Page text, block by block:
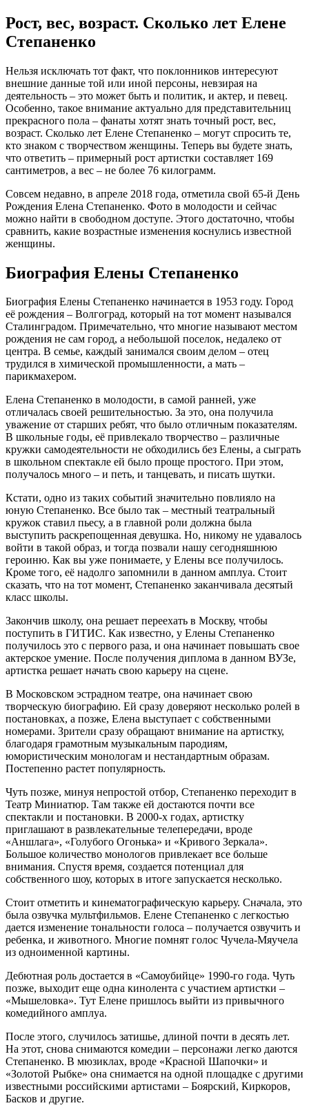
Рост, вес, возраст. Сколько лет Елене
Степаненко
Нельзя исключать тот факт, что поклонников интересуют
внешние данные той или иной персоны, невзирая на
деятельность – это может быть и политик, и актер, и певец.
Особенно, такое внимание актуально для представительниц
прекрасного пола – фанаты хотят знать точный рост, вес,
возраст. Сколько лет Елене Степаненко – могут спросить те,
кто знаком с творчеством женщины. Теперь вы будете знать,
что ответить – примерный рост артистки составляет 169
сантиметров, а вес – не более 76 килограмм.
Совсем недавно, в апреле 2018 года, отметила свой 65-й День
Рождения Елена Степаненко. Фото в молодости и сейчас
можно найти в свободном доступе. Этого достаточно, чтобы
сравнить, какие возрастные изменения коснулись известной
женщины.
Биография Елены Степаненко
Биография Елены Степаненко начинается в 1953 году. Город
её рождения – Волгоград, который на тот момент назывался
Сталинградом. Примечательно, что многие называют местом
рождения не сам город, а небольшой поселок, недалеко от
центра. В семье, каждый занимался своим делом – отец
трудился в химической промышленности, а мать –
парикмахером.
Елена Степаненко в молодости, в самой ранней, уже
отличалась своей решительностью. За это, она получила
уважение от старших ребят, что было отличным показателям.
В школьные годы, её привлекало творчество – различные
кружки самодеятельности не обходились без Елены, а сыграть
в школьном спектакле ей было проще простого. При этом,
получалось много – и петь, и танцевать, и писать шутки.
Кстати, одно из таких событий значительно повлияло на
юную Степаненко. Все было так – местный театральный
кружок ставил пьесу, а в главной роли должна была
выступить раскрепощенная девушка. Но, никому не удавалось
войти в такой образ, и тогда позвали нашу сегодняшнюю
героиню. Как вы уже понимаете, у Елены все получилось.
Кроме того, её надолго запомнили в данном амплуа. Стоит
сказать, что на тот момент, Степаненко заканчивала десятый
класс школы.
Закончив школу, она решает переехать в Москву, чтобы
поступить в ГИТИС. Как известно, у Елены Степаненко
получилось это с первого раза, и она начинает повышать свое
актерское умение. После получения диплома в данном ВУЗе,
артистка решает начать свою карьеру на сцене.
В Московском эстрадном театре, она начинает свою
творческую биографию. Ей сразу доверяют несколько ролей в
постановках, а позже, Елена выступает с собственными
номерами. Зрители сразу обращают внимание на артистку,
благодаря грамотным музыкальным пародиям,
юмористическим монологам и нестандартным образам.
Постепенно растет популярность.
Чуть позже, минуя непростой отбор, Степаненко переходит в
Театр Миниатюр. Там также ей достаются почти все
спектакли и постановки. В 2000-х годах, артистку
приглашают в развлекательные телепередачи, вроде
«Аншлага», «Голубого Огонька» и «Кривого Зеркала».
Большое количество монологов привлекает все больше
внимания. Спустя время, создается потенциал для
собственного шоу, которых в итоге запускается несколько.
Стоит отметить и кинематографическую карьеру. Сначала, это
была озвучка мультфильмов. Елене Степаненко с легкостью
дается изменение тональности голоса – получается озвучить и
ребенка, и животного. Многие помнят голос Чучела-Мяучела
из одноименной картины.
Дебютная роль достается в «Самоубийце» 1990-го года. Чуть
позже, выходит еще одна кинолента с участием артистки –
«Мышеловка». Тут Елене пришлось выйти из привычного
комедийного амплуа.
После этого, случилось затишье, длиной почти в десять лет.
На этот, снова снимаются комедии – персонажи легко даются
Степаненко. В мюзиклах, вроде «Красной Шапочки» и
«Золотой Рыбке» она снимается на одной площадке с другими
известными российскими артистами – Боярский, Киркоров,
Басков и другие.